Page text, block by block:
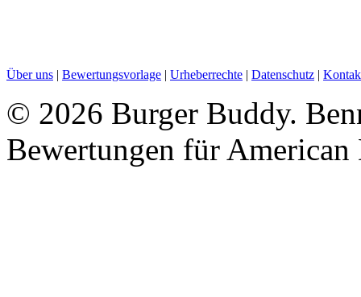
Über uns | Bewertungsvorlage | Urheberrechte | Datenschutz |
© 2026 Burger Buddy.
Bewertungen für